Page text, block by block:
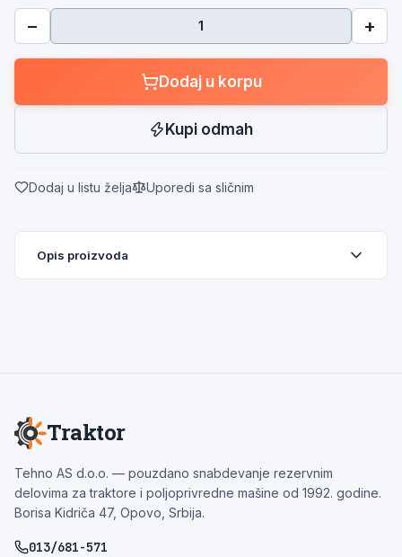
− +
Dodaj u korpu
Kupi odmah
Dodaj u listu želja Uporedi sa sličnim
Opis proizvoda
Traktor
Tehno AS d.o.o. — pouzdano snabdevanje rezervnim
delovima za traktore i poljoprivredne mašine od 1992. godine.
Borisa Kidriča 47, Opovo, Srbija.
013/681-571